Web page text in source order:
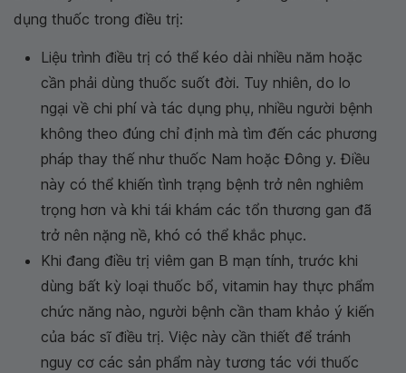
dụng thuốc trong điều trị:
Liệu trình điều trị có thể kéo dài nhiều năm hoặc
cần phải dùng thuốc suốt đời. Tuy nhiên, do lo
ngại về chi phí và tác dụng phụ, nhiều người bệnh
không theo đúng chỉ định mà tìm đến các phương
pháp thay thế như thuốc Nam hoặc Đông y. Điều
này có thể khiến tình trạng bệnh trở nên nghiêm
trọng hơn và khi tái khám các tổn thương gan đã
trở nên nặng nề, khó có thể khắc phục.
Khi đang điều trị viêm gan B mạn tính, trước khi
dùng bất kỳ loại thuốc bổ, vitamin hay thực phẩm
chức năng nào, người bệnh cần tham khảo ý kiến
của bác sĩ điều trị. Việc này cần thiết để tránh
nguy cơ các sản phẩm này tương tác với thuốc